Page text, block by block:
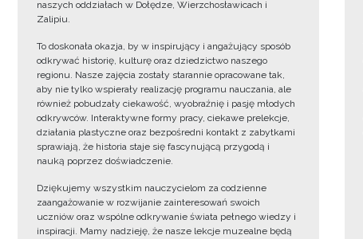
naszych oddziałach w Dołędze, Wierzchosławicach i
Zalipiu.
To doskonała okazja, by w inspirujący i angażujący sposób
odkrywać historię, kulturę oraz dziedzictwo naszego
regionu. Nasze zajęcia zostały starannie opracowane tak,
aby nie tylko wspierały realizację programu nauczania, ale
również pobudzały ciekawość, wyobraźnię i pasję młodych
odkrywców. Interaktywne formy pracy, ciekawe prelekcje,
działania plastyczne oraz bezpośredni kontakt z zabytkami
sprawiają, że historia staje się fascynującą przygodą i
nauką poprzez doświadczenie.
Dziękujemy wszystkim nauczycielom za codzienne
zaangażowanie w rozwijanie zainteresowań swoich
uczniów oraz wspólne odkrywanie świata pełnego wiedzy i
inspiracji. Mamy nadzieję, że nasze lekcje muzealne będą